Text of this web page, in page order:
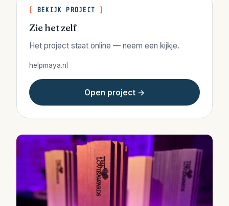
BEKIJK PROJECT
Zie het zelf
Het project staat online — neem een kijkje.
helpmaya.nl
Open project →